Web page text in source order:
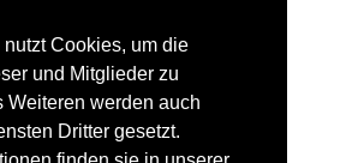
Cookies, um die
und Mitglieder zu
Weiteren werden auch
Dritter gesetzt.